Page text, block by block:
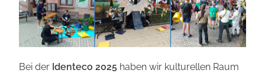
Bei der Identeco 2025 haben wir kulturellen Raum